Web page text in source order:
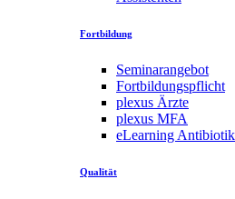
Fortbildung
Seminarangebot
Fortbildungspflicht
plexus Ärzte
plexus MFA
eLearning
Qualität